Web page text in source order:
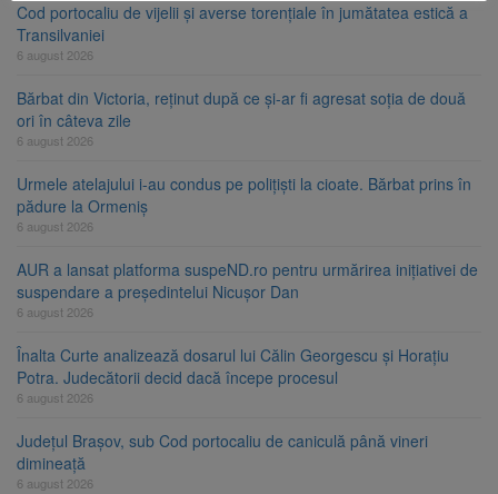
Cod portocaliu de vijelii și averse torențiale în jumătatea estică a
Transilvaniei
6 august 2026
Bărbat din Victoria, reținut după ce și-ar fi agresat soția de două
ori în câteva zile
6 august 2026
Urmele atelajului i-au condus pe polițiști la cioate. Bărbat prins în
pădure la Ormeniș
6 august 2026
AUR a lansat platforma suspeND.ro pentru urmărirea inițiativei de
suspendare a președintelui Nicușor Dan
6 august 2026
Înalta Curte analizează dosarul lui Călin Georgescu și Horațiu
Potra. Judecătorii decid dacă începe procesul
6 august 2026
Județul Brașov, sub Cod portocaliu de caniculă până vineri
dimineață
6 august 2026